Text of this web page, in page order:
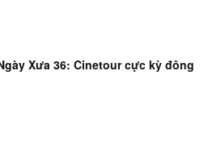
Xưa 36: Cinetour cực kỳ đông